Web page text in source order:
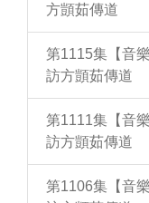
方顗茹傳道
第1115集【音
訪方顗茹傳道
第1111集【音
訪方顗茹傳道
第1106集【音